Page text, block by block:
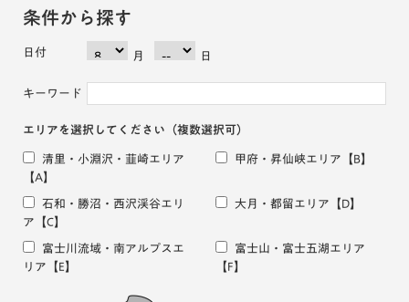
条件から探す
日付 月 日
キーワード
エリアを選択してください （複数選択可）
清里・小淵沢・韮崎エリア
【A】
甲府・昇仙峡エリア 【B】
石和・勝沼・西沢渓谷エリ
ア 【C】
大月・都留エリア 【D】
富士川流域・南アルプスエ
リア 【E】
富士山・富士五湖エリア
【F】